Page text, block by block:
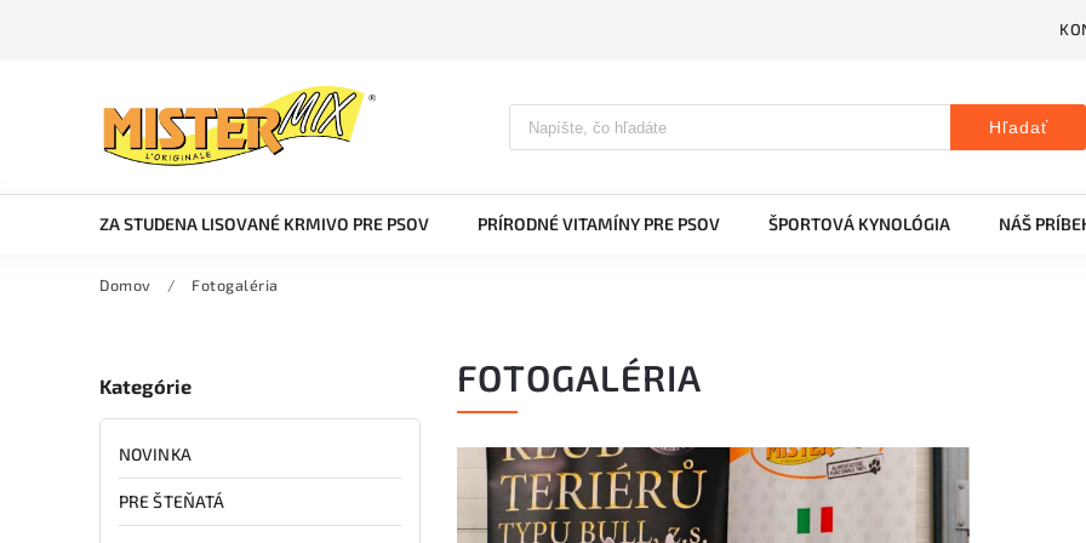
Hľadať
ZA STUDENA LISOVANÉ KRMIVO PRE PSOV PRÍRODNÉ VITAMÍNY PRE PSOV ŠPORTOVÁ KYNOLÓGIA NÁŠ
Domov / Fotogaléria
Kategórie
NOVINKA
PRE ŠTEŇATÁ
FOTOGALÉRIA